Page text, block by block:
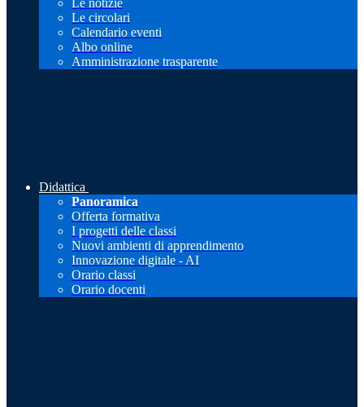
Le notizie
Le circolari
Calendario eventi
Albo online
Amministrazione trasparente
Didattica
Panoramica
Offerta formativa
I progetti delle classi
Nuovi ambienti di apprendimento
Innovazione digitale - AI
Orario classi
Orario docenti